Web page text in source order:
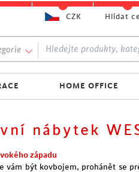
nábytek
západu
vám být kovbojem, prohánět se
HOME OFFICE
CZK Hlídat